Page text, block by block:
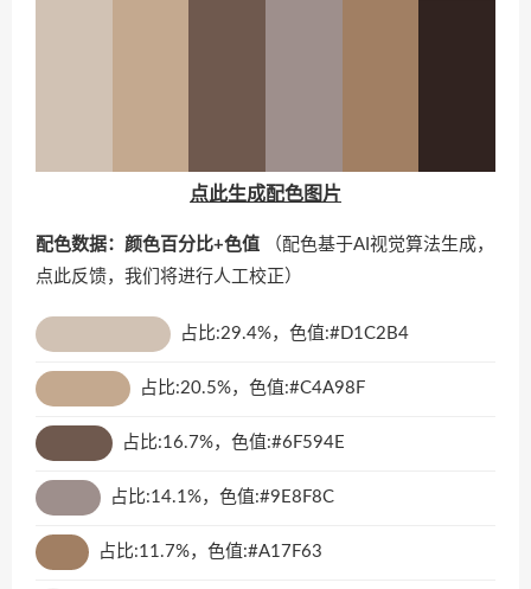
点此生成配色图片
配色数据：颜色百分比+色值 （配色基于AI视觉算法生成，
点此反馈，我们将进行人工校正）
占比:29.4%，色值:#D1C2B4
占比:20.5%，色值:#C4A98F
占比:16.7%，色值:#6F594E
占比:14.1%，色值:#9E8F8C
占比:11.7%，色值:#A17F63